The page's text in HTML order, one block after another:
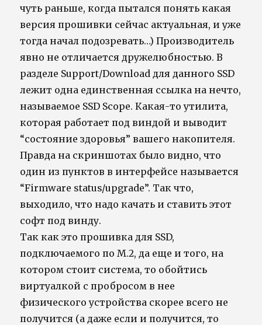
чуть раньше, когда пытался понять какая
версия прошивки сейчас актуальная, и уже
тогда начал подозревать…) Производитель
явно не отличается дружелюбностью. В
разделе Support/Download для данного SSD
лежит одна единственная ссылка на нечто,
называемое SSD Scope. Какая-то утилита,
которая работает под виндой и выводит
“состояние здоровья” вашего накопителя.
Правда на скриншотах было видно, что
один из пунктов в интерфейсе называется
“Firmware status/upgrade”. Так что,
выходило, что надо качать и ставить этот
софт под винду.
Так как это прошивка для SSD,
подключаемого по M.2, да еще и того, на
котором стоит система, то обойтись
виртуалкой с пробросом в нее
физического устройства скорее всего не
получится (а даже если и получится, то